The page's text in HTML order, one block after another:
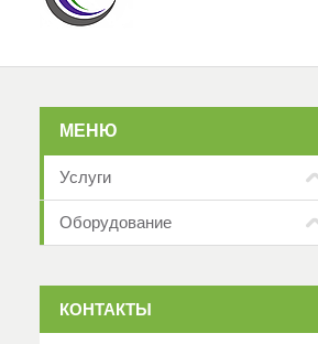
Услуги
Оборудование
КОНТАКТЫ